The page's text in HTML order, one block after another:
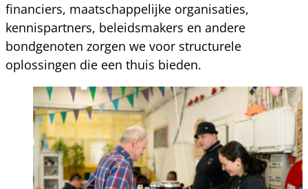
financiers, maatschappelijke organisaties,
kennispartners, beleidsmakers en andere
bondgenoten zorgen we voor structurele
oplossingen die een thuis bieden.